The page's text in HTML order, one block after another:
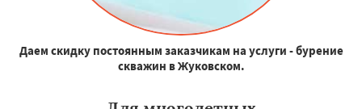
Даем скидку постоянным заказчикам на услуги - бурение
скважин в Жуковском.